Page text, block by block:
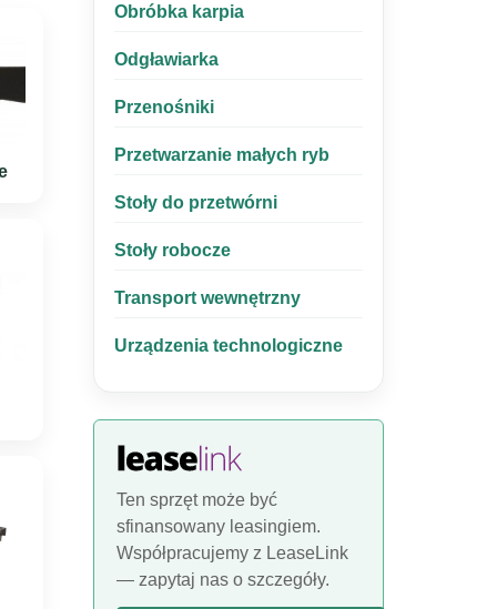
Obróbka karpia
Odgławiarka
Przenośniki
Przetwarzanie małych ryb
Stoły do przetwórni
Stoły robocze
Transport wewnętrzny
Urządzenia technologiczne
Ten sprzęt może być
sfinansowany leasingiem.
Współpracujemy z LeaseLink
— zapytaj nas o szczegóły.